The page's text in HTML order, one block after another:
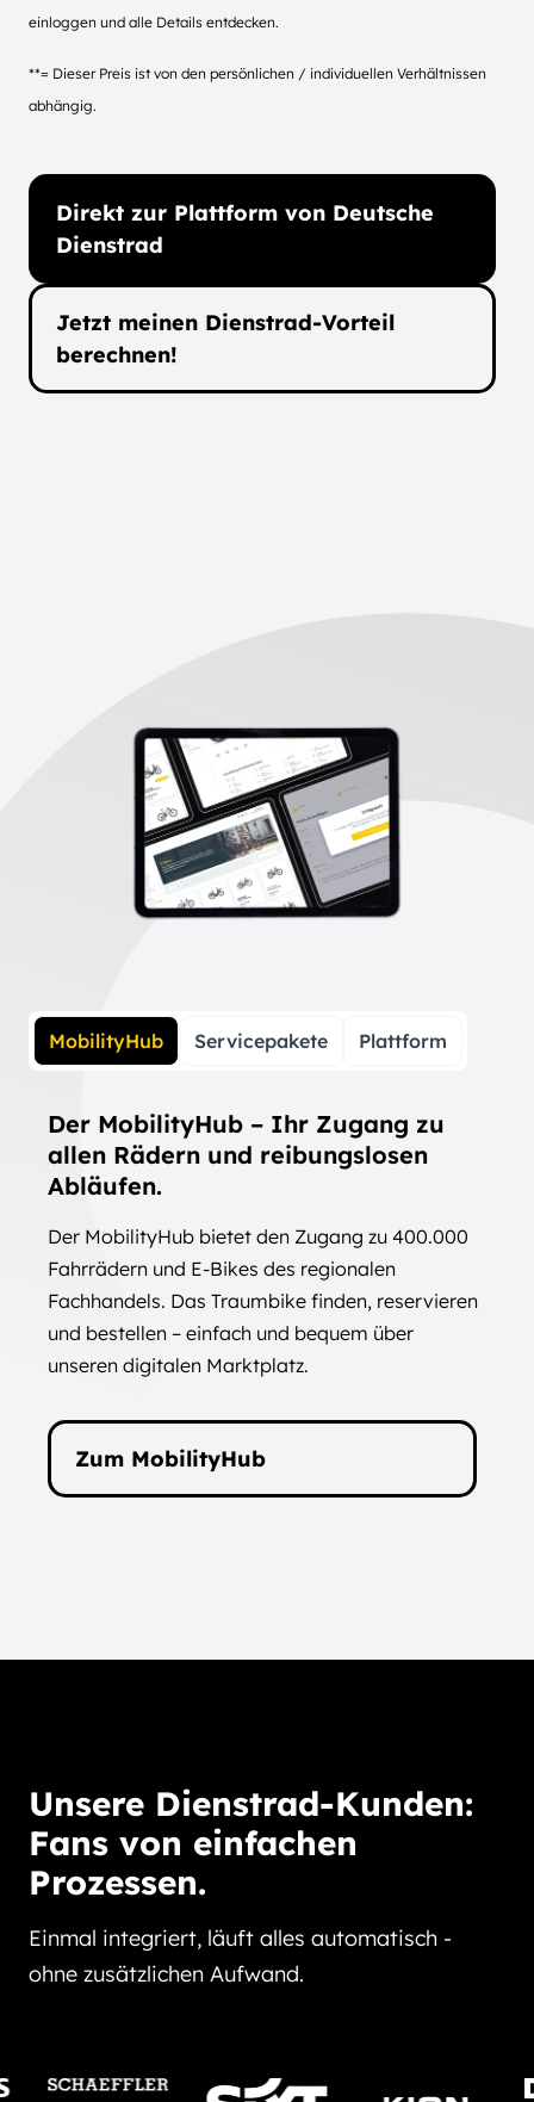
einloggen und alle Details entdecken.
**= Dieser Preis ist von den persönlichen / individuellen Verhältnissen
abhängig.
Direkt zur Plattform von Deutsche
Dienstrad
Jetzt meinen Dienstrad-Vorteil
berechnen!
MobilityHub Servicepakete Plattform
Der MobilityHub – Ihr Zugang zu
allen Rädern und reibungslosen
Abläufen.
Der MobilityHub bietet den Zugang zu 400.000
Fahrrädern und E-Bikes des regionalen
Fachhandels. Das Traumbike finden, reservieren
und bestellen – einfach und bequem über
unseren digitalen Marktplatz.
Zum MobilityHub
Unsere Dienstrad-Kunden:
Fans von einfachen
Prozessen.
Einmal integri ert, läuft alles automatisch -
ohne zusätzlichen Aufwand.